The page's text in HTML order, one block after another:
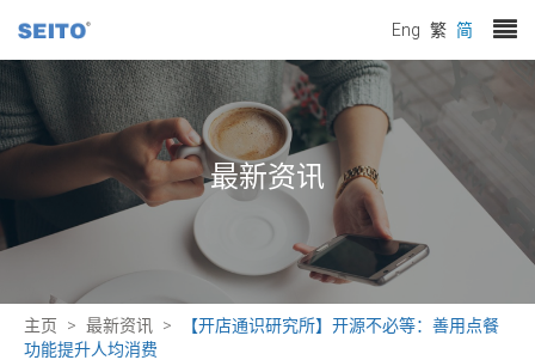
Eng 繁 简
最新资讯
主页 最新资讯
【开店通识研究所】开源不必等：善用点餐
功能提升人均消费